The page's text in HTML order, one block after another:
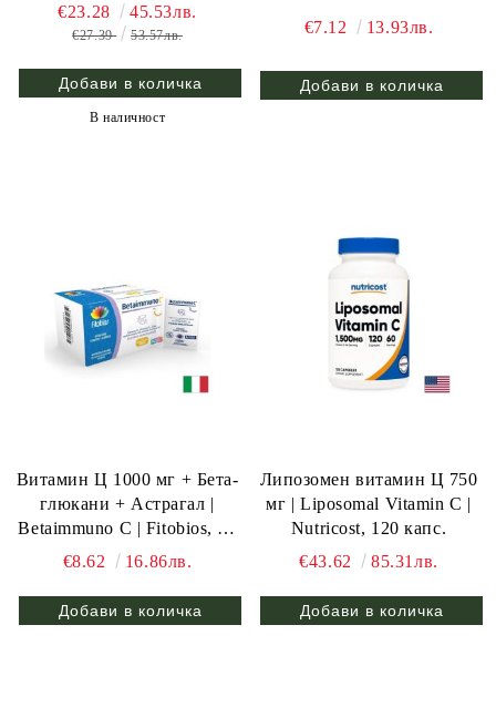
€23.28 45.53лв.
€27.39 53.57лв.
В наличност
€7.12 13.93лв.
Витамин Ц 1000 мг + Бета-
глюкани + Астрагал |
Betaimmuno C | Fitobios, 14
сашета
€8.62 16.86лв.
Липозомен витамин Ц 750
мг | Liposomal Vitamin C |
Nutricost, 120 капс.
€43.62
85.31лв.